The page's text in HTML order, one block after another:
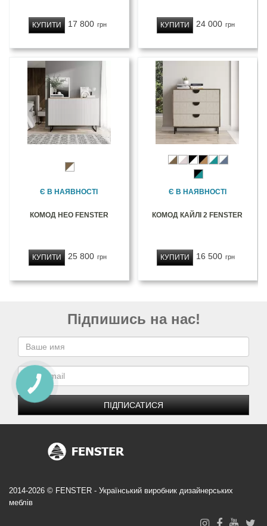
17 800 грн
КУПИТИ 24 000 грн
КУПИТИ
Є В НАЯВНОСТІ
КОМОД НЕО FENSTER
25 800 грн
КУПИТИ
Є В НАЯВНОСТІ
КОМОД КАЙЛІ 2 FENSTER
16 500 грн
КУПИТИ
Підпишись на нас!
ПІДПИСАТИСЯ
2014-2026 © FENSTER - Український виробник дизайнерських
меблів